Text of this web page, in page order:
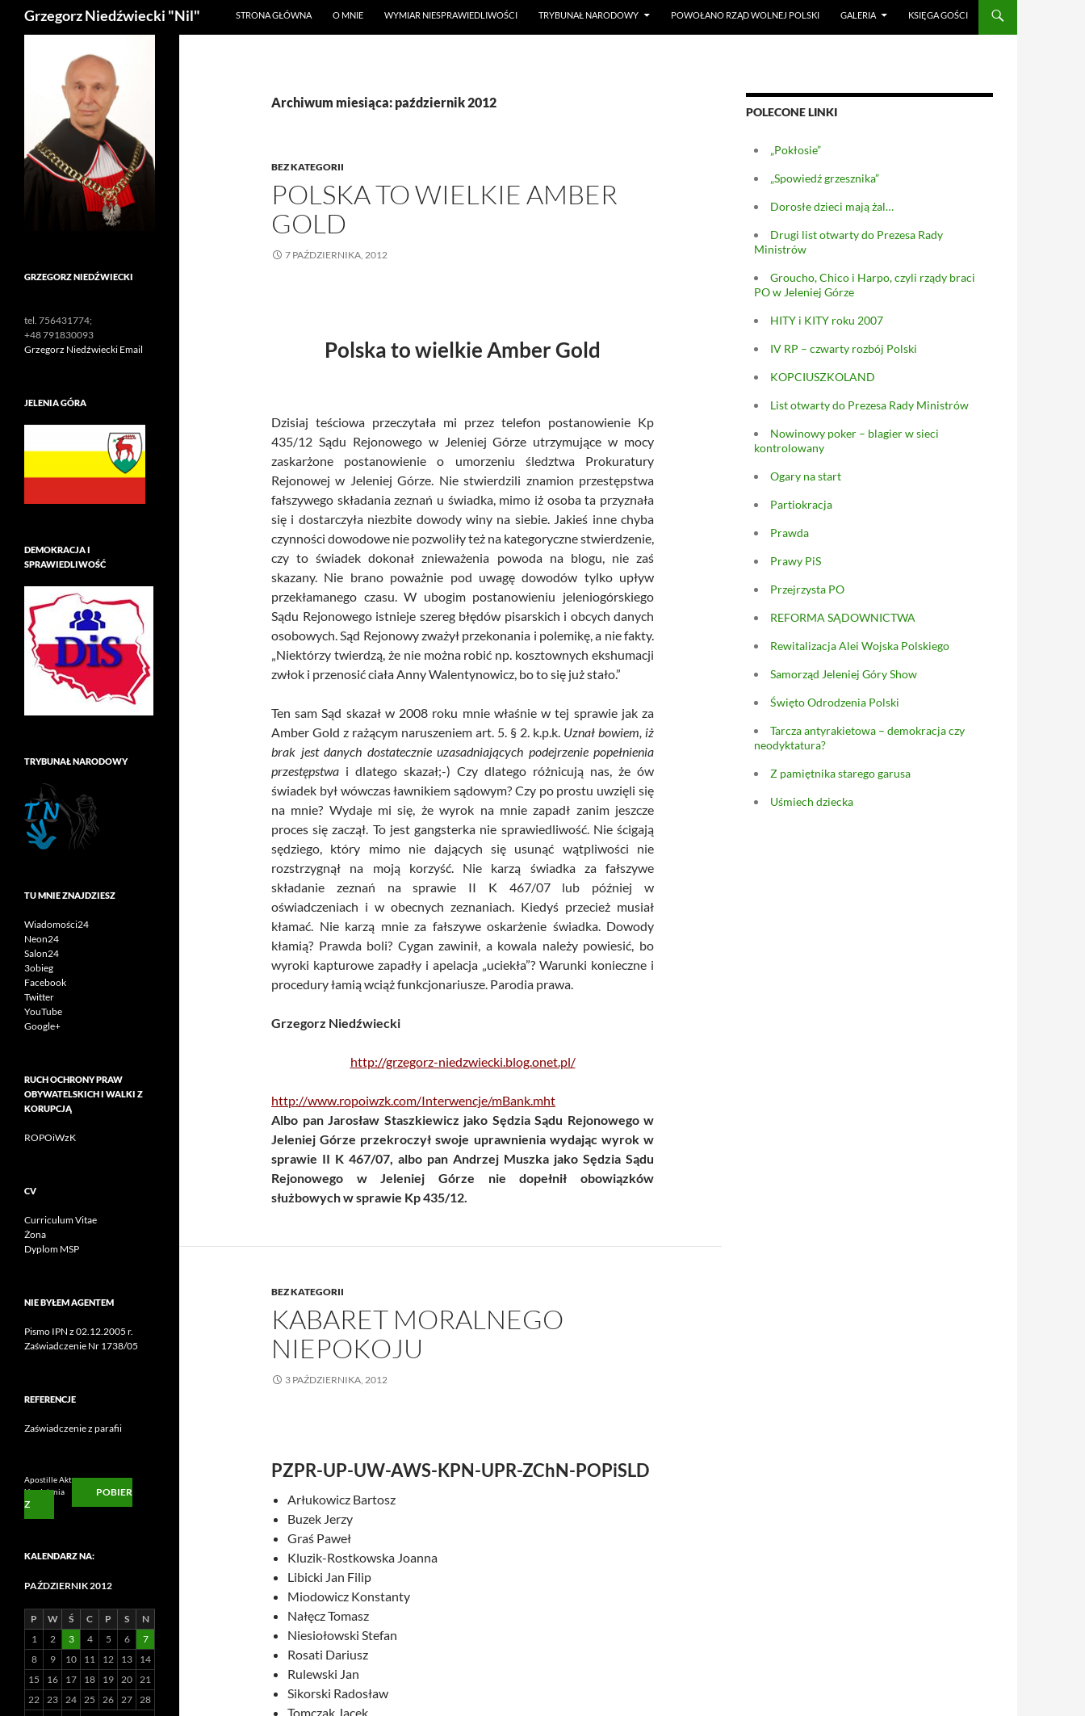
Grzegorz Niedźwiecki "Nil" STRONA GŁÓWNA O MNIE WYMIAR NIESPRAWIEDLIWOŚCI TRYBUNAŁ NARODOWY POWOŁANO RZĄD WOLNEJ POLSKI GALERIA KSIĘGA GOŚCI
Archiwum miesiąca: październik 2012
BEZ KATEGORII
POLSKA TO WIELKIE AMBER
GOLD
7 PAŹDZIERNIKA, 2012
Polska to wielkie Amber Gold
Dzisiaj teściowa przeczytała mi przez telefon postanowienie Kp
435/12 Sądu Rejonowego w Jeleniej Górze utrzymujące w mocy
zaskarżone postanowienie o umorzeniu śledztwa Prokuratury
Rejonowej w Jeleniej Górze. Nie stwierdzili znamion przestępstwa
fałszywego składania zeznań u świadka, mimo iż osoba ta przyznała
się i dostarczyła niezbite dowody winy na siebie. Jakieś inne chyba
czynności dowodowe nie pozwoliły też na kategoryczne stwierdzenie,
czy to świadek dokonał znieważenia powoda na blogu, nie zaś
skazany. Nie brano poważnie pod uwagę dowodów tylko upływ
przekłamanego czasu. W ubogim postanowieniu jeleniogórskiego
Sądu Rejonowego istnieje szereg błędów pisarskich i obcych danych
osobowych. Sąd Rejonowy zważył przekonania i polemikę, a nie fakty.
„Niektórzy twierdzą, że nie można robić np. kosztownych ekshumacji
zwłok i przenosić ciała Anny Walentynowicz, bo to się już stało.”
Ten sam Sąd skazał w 2008 roku mnie właśnie w tej sprawie jak za
Amber Gold z rażącym naruszeniem art. 5. § 2. k.p.k. Uznał bowiem, iż
brak jest danych dostatecznie uzasadniających podejrzenie popełnienia
przestępstwa i dlatego skazał;-) Czy dlatego różnicują nas, że ów
świadek był wówczas ławnikiem sądowym? Czy po prostu uwzięli się
na mnie? Wydaje mi się, że wyrok na mnie zapadł zanim jeszcze
proces się zaczął. To jest gangsterka nie sprawiedliwość. Nie ścigają
sędziego, który mimo nie dających się usunąć wątpliwości nie
rozstrzygnął na moją korzyść. Nie karzą świadka za fałszywe
składanie zeznań na sprawie II K 467/07 lub później w
oświadczeniach i w obecnych zeznaniach. Kiedyś przecież musiał
kłamać. Nie karzą mnie za fałszywe oskarżenie świadka. Dowody
kłamią? Prawda boli? Cygan zawinił, a kowala należy powiesić, bo
wyroki kapturowe zapadły i apelacja „uciekła”? Warunki konieczne i
procedury łamią wciąż funkcjonariusze. Parodia prawa.
Grzegorz Niedźwiecki
http://grzegorz-niedzwiecki.blog.onet.pl/
http://www.ropoiwzk.com/Interwencje/mBank.mht
Albo pan Jarosław Staszkiewicz jako Sędzia Sądu Rejonowego w
Jeleniej Górze przekroczył swoje uprawnienia wydając wyrok w
sprawie II K 467/07, albo pan Andrzej Muszka jako Sędzia Sądu
Rejonowego w Jeleniej Górze nie dopełnił obowiązków
służbowych w sprawie Kp 435/12.
BEZ KATEGORII
KABARET MORALNEGO
NIEPOKOJU
3 PAŹDZIERNIKA, 2012
PZPR-UP-UW-AWS-KPN-UPR-ZChN-POPiSLD
Arłukowicz Bartosz
Buzek Jerzy
Graś Paweł
Kluzik-Rostkowska Joanna
Libicki Jan Filip
Miodowicz Konstanty
Nałęcz Tomasz
Niesiołowski Stefan
Rosati Dariusz
Rulewski Jan
Sikorski Radosław
Tomczak Jacek
POLECONE LINKI
„Pokłosie”
„Spowiedź grzesznika”
Dorosłe dzieci mają żal…
Drugi list otwarty do Prezesa Rady
Ministrów
Groucho, Chico i Harpo, czyli rządy braci
PO w Jeleniej Górze
HITY i KITY roku 2007
IV RP – czwarty rozbój Polski
KOPCIUSZKOLAND
List otwarty do Prezesa Rady Ministrów
Nowinowy poker – blagier w sieci
kontrolowany
Ogary na start
Partiokracja
Prawda
Prawy PiS
Przejrzysta PO
REFORMA SĄDOWNICTWA
Rewitalizacja Alei Wojska Polskiego
Samorząd Jeleniej Góry Show
Święto Odrodzenia Polski
Tarcza antyrakietowa – demokracja czy
neodyktatura?
Z pamiętnika starego garusa
Uśmiech dziecka
GRZEGORZ NIEDŹWIECKI
tel. 756431774;
+48 791830093
Grzegorz Niedźwiecki Email
JELENIA GÓRA
DEMOKRACJA I
SPRAWIEDLIWOŚĆ
TRYBUNAŁ NARODOWY
TU MNIE ZNAJDZIESZ
Wiadomości24
Neon24
Salon24
3obieg
Facebook
Twitter
YouTube
Google+
RUCH OCHRONY PRAW
OBYWATELSKICH I WALKI Z
KORUPCJĄ
ROPOiWzK
CV
Curriculum Vitae
Żona
Dyplom MSP
NIE BYŁEM AGENTEM
Pismo IPN z 02.12.2005 r.
Zaświadczenie Nr 1738/05
REFERENCJE
Zaświadczenie z parafii
Apostille Aktu
Urodzienia
POBIER
Z
KALENDARZ NA:
PAŹDZIERNIK 2012
P W Ś C P S
N
1
2 3 4 5 6
7
8
9 10 11 12 13
14
15
16 17 18 19 20 21
22 23 24 25 26 27 28